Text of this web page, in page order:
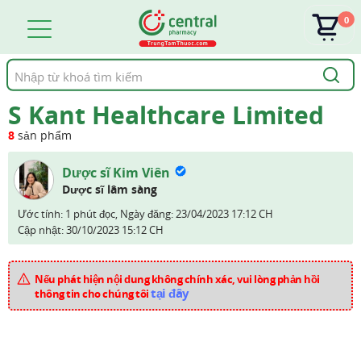
Tìm
kiếm
0
S Kant Healthcare Limited
8 sản phẩm
Dược sĩ Kim Viên
Dược sĩ lâm sàng
Ước tính: 1 phút đọc, Ngày đăng:23/04/2023 17:12 CH
Cập nhật:30/10/2023 15:12 CH
Nếu phát hiện nội dung không chính xác, vui lòng phản hồi
thông tin cho chúng tôitại đây